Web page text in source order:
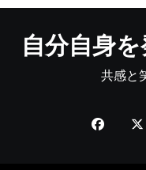
自分自身
共感と